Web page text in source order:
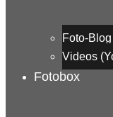
Foto-
Videos
Fotobox